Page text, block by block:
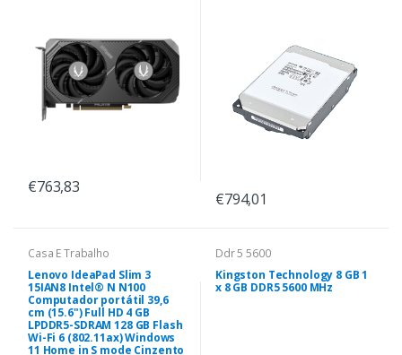
€763,83
€794,01
Casa E Trabalho
Lenovo IdeaPad Slim 3
15IAN8 Intel® N N100
Computador portátil 39,6
cm (15.6") Full HD 4 GB
LPDDR5-SDRAM 128 GB Flash
Wi-Fi 6 (802.11ax) Windows
11 Home in S mode Cinzento
Ddr 5 5600
Kingston Technology 8 GB 1
x 8 GB DDR5 5600 MHz